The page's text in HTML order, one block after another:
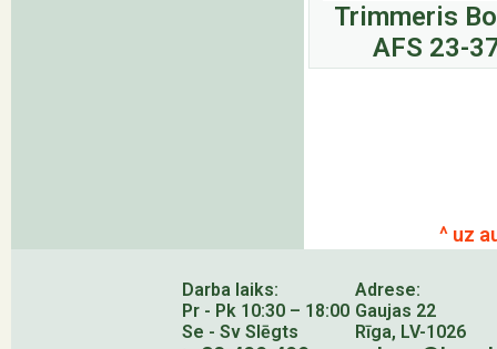
Trimmeris
AFS 23-
^ uz
Darba laiks:
Pr - Pk 10:30 – 18:00
Se - Sv Slēgts
Adrese:
Gaujas 22
Rīga, LV-1026